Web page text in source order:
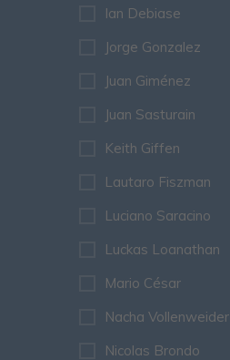
Ian Debiase
Jorge Gonzalez
Juan Giménez
Juan Sasturain
Keith Giffen
Lautaro Fiszman
Luciano Saracino
Luckas Loanathan
Mario César
Nacha Vollenweider
Nicolas Brondo